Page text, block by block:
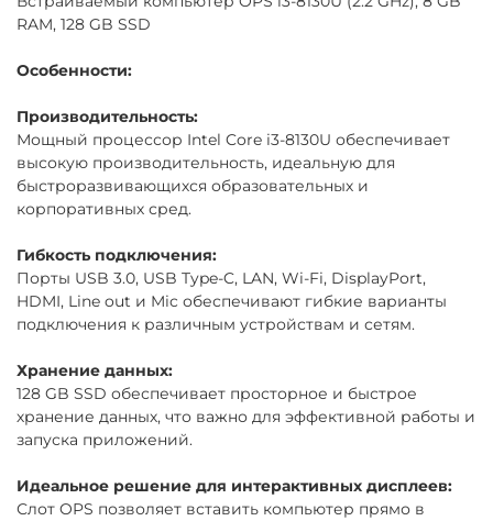
RAM, 128 GB SSD
Особенности:
Производительность:
Мощный процессор Intel Core i3-8130U обеспечивает
высокую производительность, идеальную для
быстроразвивающихся образовательных и
корпоративных сред.
Гибкость подключения:
Порты USB 3.0, USB Type-C, LAN, Wi-Fi, DisplayPort,
HDMI, Line out и Mic обеспечивают гибкие варианты
подключения к различным устройствам и сетям.
Хранение данных:
128 GB SSD обеспечивает просторное и быстрое
хранение данных, что важно для эффективной работы и
запуска приложений.
Идеальное решение для интерактивных дисплеев:
Слот OPS позволяет вставить компьютер прямо в